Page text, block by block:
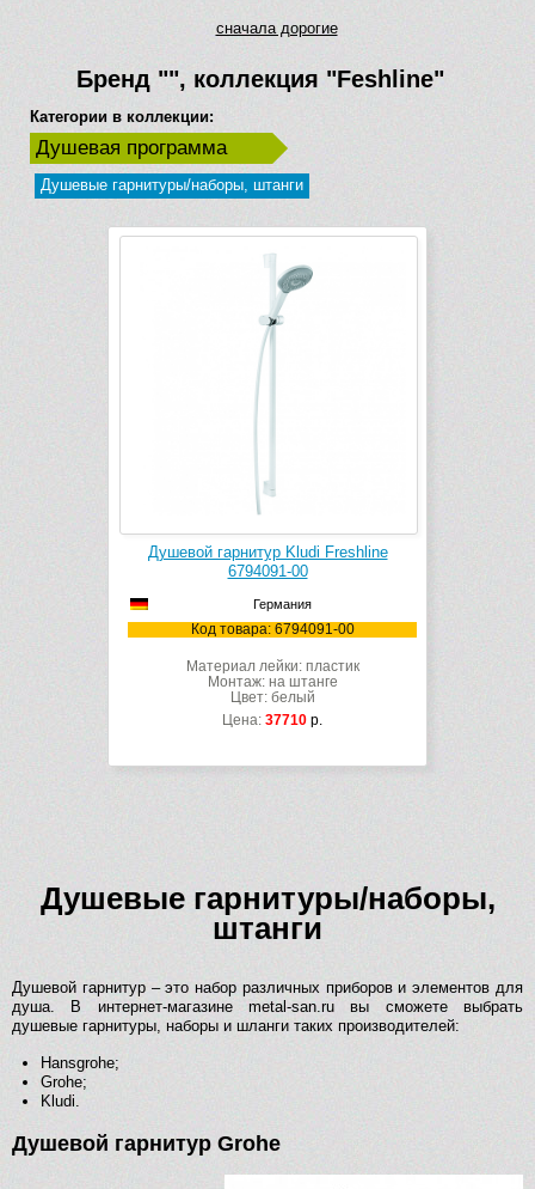
сначала дорогие
Бренд "", коллекция "Feshline"
Категории в коллекции:
Душевая программа
Душевые гарнитуры/наборы, штанги
Душевой гарнитур Kludi Freshline
6794091-00
Германия
Код товара: 6794091-00
Материал лейки: пластик
Монтаж: на штанге
Цвет: белый
Цена: 37710 р.
Душевые гарнитуры/наборы,
штанги
Душевой гарнитур – это набор различных приборов и элементов для
душа. В интернет-магазине metal-san.ru вы сможете выбрать
душевые гарнитуры, наборы и шланги таких производителей:
Hansgrohe;
Grohe;
Kludi.
Душевой гарнитур Grohe